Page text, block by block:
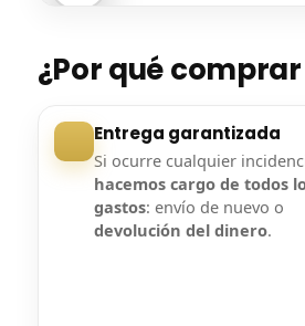
¿Por qué comprar
Entrega garantizada
Si ocurre cualquier
hacemos cargo de todos
gastos: envío de nuevo o
devolución del dinero.